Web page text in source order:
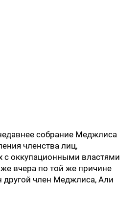
собрание Меджлиса
членства лиц,
с оккупационными властями
вчера по той же причине
член Меджлиса, Али